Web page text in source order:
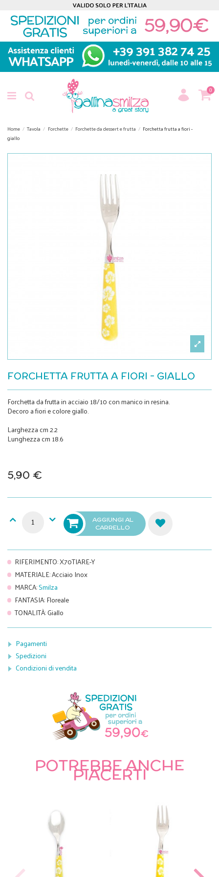
0
Home Tavola Forchette Forchette da dessert e frutta
Forchetta frutta a fiori -
giallo
FORCHETTA FRUTTA A FIORI - GIALLO
Forchetta da frutta in acciaio 18/10 con manico in resina.
Decoro a fiori e colore giallo.
Larghezza cm 2.2
Lunghezza cm 18.6
5,90 €
AGGIUNGI AL
CARRELLO
RIFERIMENTO:X70TIARE-Y
MATERIALE:Acciaio Inox
MARCA:Smilza
FANTASIA:Floreale
TONALITÀ:Giallo
Pagamenti
Spedizioni
Condizioni di vendita
POTREBBE ANCHE
PIACERTI